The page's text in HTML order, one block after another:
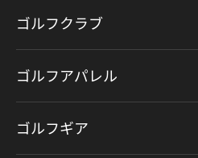
ゴルフクラブ
ゴルフアパレル
ゴルフギア